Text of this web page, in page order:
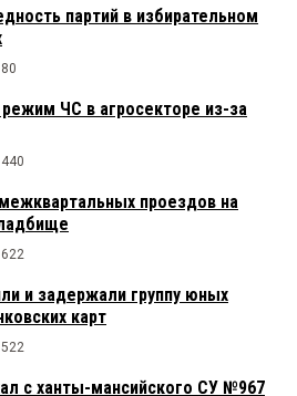
партий в избирательном
80
ЧС в агросекторе из-за
440
проездов на
622
и задержали группу юных
карт
522
с ханты-мансийского СУ №967